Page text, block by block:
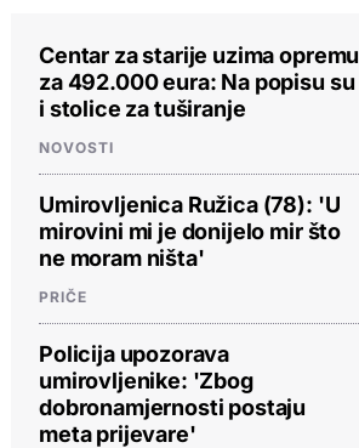
Centar za starije uzima opremu
za 492.000 eura: Na popisu su
i stolice za tuširanje
NOVOSTI
Umirovljenica Ružica (78): 'U
mirovini mi je donijelo mir što
ne moram ništa'
PRIČE
Policija upozorava
umirovljenike: 'Zbog
dobronamjernosti postaju
meta prijevare'